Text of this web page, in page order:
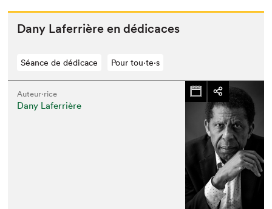
Dany Lafer­rière en dédicaces
Séance de dédicace Pour tou⋅te⋅s
Auteur·rice
Dany Laferrière